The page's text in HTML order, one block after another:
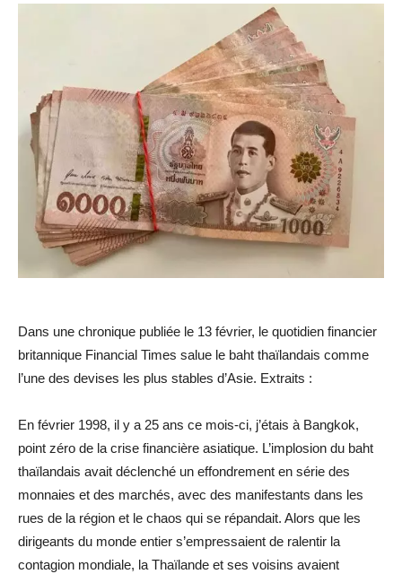
Dans une chronique publiée le 13 février, le quotidien financier
britannique Financial Times salue le baht thaïlandais comme
l’une des devises les plus stables d’Asie. Extraits :
En février 1998, il y a 25 ans ce mois-ci, j’étais à Bangkok,
point zéro de la crise financière asiatique. L’implosion du baht
thaïlandais avait déclenché un effondrement en série des
monnaies et des marchés, avec des manifestants dans les
rues de la région et le chaos qui se répandait. Alors que les
dirigeants du monde entier s’empressaient de ralentir la
contagion mondiale, la Thaïlande et ses voisins avaient